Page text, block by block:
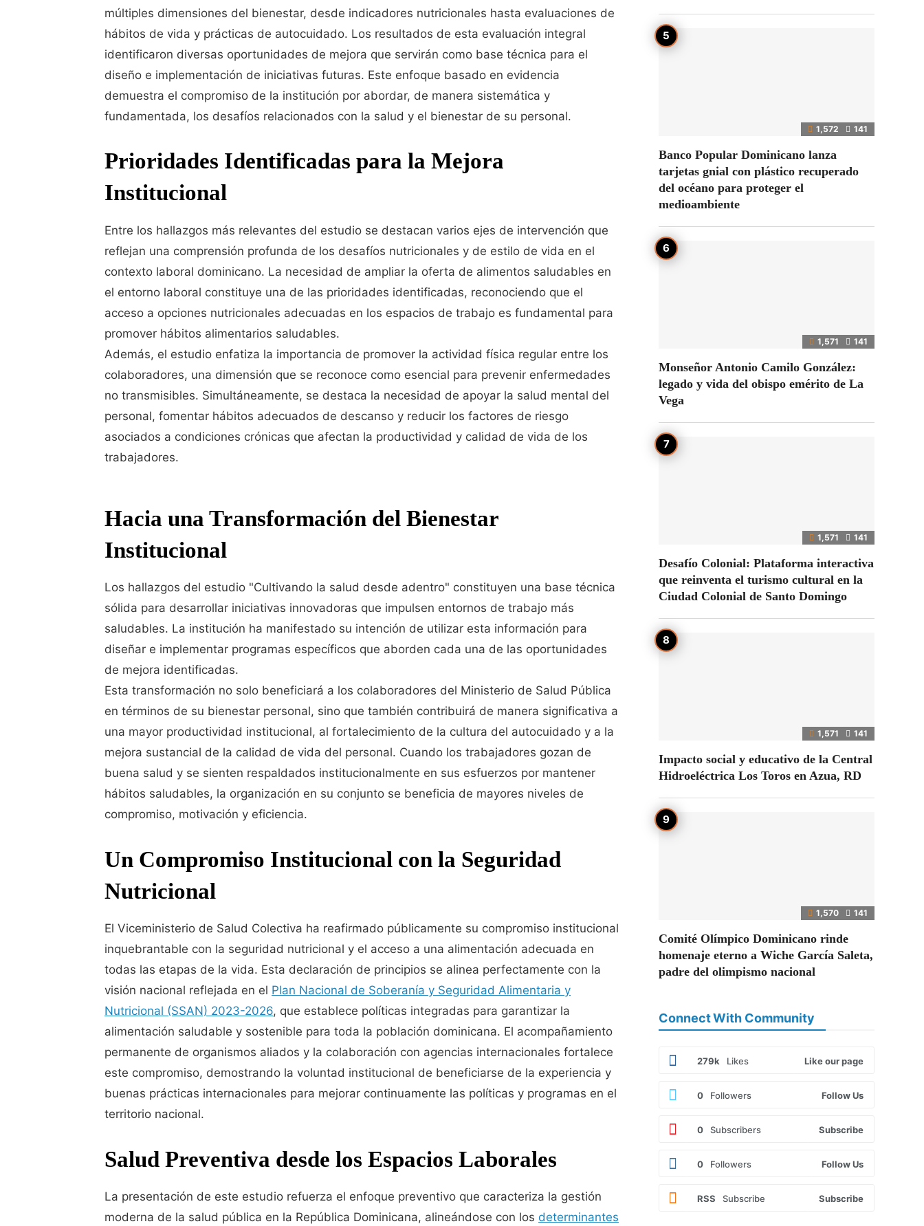
múltiples dimensiones del bienestar, desde indicadores nutricionales hasta evaluaciones de
hábitos de vida y prácticas de autocuidado. Los resultados de esta evaluación integral
identificaron diversas oportunidades de mejora que servirán como base técnica para el
diseño e implementación de iniciativas futuras. Este enfoque basado en evidencia
demuestra el compromiso de la institución por abordar, de manera sistemática y
fundamentada, los desafíos relacionados con la salud y el bienestar de su personal.
Prioridades Identificadas para la Mejora
Institucional
Entre los hallazgos más relevantes del estudio se destacan varios ejes de intervención que
reflejan una comprensión profunda de los desafíos nutricionales y de estilo de vida en el
contexto laboral dominicano. La necesidad de ampliar la oferta de alimentos saludables en
el entorno laboral constituye una de las prioridades identificadas, reconociendo que el
acceso a opciones nutricionales adecuadas en los espacios de trabajo es fundamental para
promover hábitos alimentarios saludables.
Además, el estudio enfatiza la importancia de promover la actividad física regular entre los
colaboradores, una dimensión que se reconoce como esencial para prevenir enfermedades
no transmisibles. Simultáneamente, se destaca la necesidad de apoyar la salud mental del
personal, fomentar hábitos adecuados de descanso y reducir los factores de riesgo
asociados a condiciones crónicas que afectan la productividad y calidad de vida de los
trabajadores.
Hacia una Transformación del Bienestar
Institucional
Los hallazgos del estudio "Cultivando la salud desde adentro" constituyen una base técnica
sólida para desarrollar iniciativas innovadoras que impulsen entornos de trabajo más
saludables. La institución ha manifestado su intención de utilizar esta información para
diseñar e implementar programas específicos que aborden cada una de las oportunidades
de mejora identificadas.
Esta transformación no solo beneficiará a los colaboradores del Ministerio de Salud Pública
en términos de su bienestar personal, sino que también contribuirá de manera significativa a
una mayor productividad institucional, al fortalecimiento de la cultura del autocuidado y a la
mejora sustancial de la calidad de vida del personal. Cuando los trabajadores gozan de
buena salud y se sienten respaldados institucionalmente en sus esfuerzos por mantener
hábitos saludables, la organización en su conjunto se beneficia de mayores niveles de
compromiso, motivación y eficiencia.
Un Compromiso Institucional con la Seguridad
Nutricional
El Viceministerio de Salud Colectiva ha reafirmado públicamente su compromiso institucional
inquebrantable con la seguridad nutricional y el acceso a una alimentación adecuada en
todas las etapas de la vida. Esta declaración de principios se alinea perfectamente con la
visión nacional reflejada en el Plan Nacional de Soberanía y Seguridad Alimentaria y
Nutricional (SSAN) 2023-2026, que establece políticas integradas para garantizar la
alimentación saludable y sostenible para toda la población dominicana. El acompañamiento
permanente de organismos aliados y la colaboración con agencias internacionales fortalece
este compromiso, demostrando la voluntad institucional de beneficiarse de la experiencia y
buenas prácticas internacionales para mejorar continuamente las políticas y programas en el
territorio nacional.
Salud Preventiva desde los Espacios Laborales
La presentación de este estudio refuerza el enfoque preventivo que caracteriza la gestión
moderna de la salud pública en la República Dominicana, alineándose con los determinantes
1,572 141
Banco Popular Dominicano lanza
tarjetas gnial con plástico recuperado
del océano para proteger el
medioambiente
1,571 141
Monseñor Antonio Camilo González:
legado y vida del obispo emérito de La
Vega
1,571 141
Desafío Colonial: Plataforma interactiva
que reinventa el turismo cultural en la
Ciudad Colonial de Santo Domingo
1,571 141
Impacto social y educativo de la Central
Hidroeléctrica Los Toros en Azua, RD
1,570 141
Comité Olímpico Dominicano rinde
homenaje eterno a Wiche García Saleta,
padre del olimpismo nacional
Connect With Community
279k Likes Like our page
0 Followers Follow Us
0 Subscribers Subscribe
0 Followers Follow Us
RSS Subscribe Subscribe